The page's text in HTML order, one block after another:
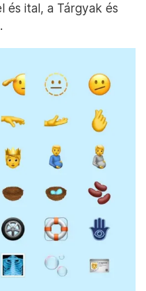
és ital, a Tárgyak és